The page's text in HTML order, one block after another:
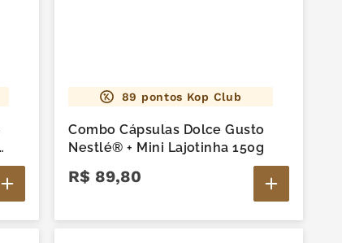
89 pontos Kop Club
Combo Cápsulas Dolce Gusto
Nestlé® + Mini Lajotinha 150g
R$ 89,80